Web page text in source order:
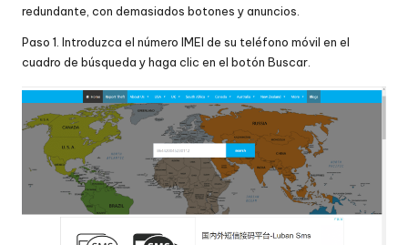
redundante, con demasiados botones y anuncios.
Paso 1. Introduzca el número IMEI de su teléfono móvil en el
cuadro de búsqueda y haga clic en el botón Buscar.